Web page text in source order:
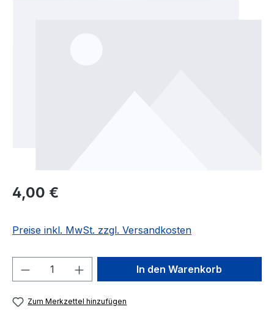
Regulärer Preis:
4,00 €
Preise inkl. MwSt. zzgl. Versandkosten
Produkt Anzahl: Gib denIn den Warenkorb
Zum Merkzettel hinzufügen